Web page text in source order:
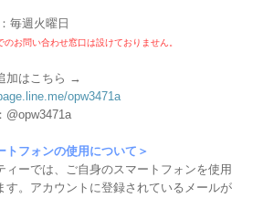
毎週火曜日
お問い合わせ窓口は設けておりません。
加はこちら →
opw3471a
@opw3471a
トフォンの使用について＞
ィーでは、ご自身のスマートフォンを使用
す。アカウントに登録されているメールが